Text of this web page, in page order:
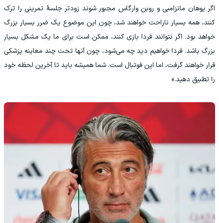
اگر یوهان مانزامبی و روبن وارگاس مجبور شوند زودتر جلسهٔ تمرینی را ترک
کنند، همه بسیار ناراحت خواهند شد، چون این موضوع یک ضرر بسیار بزرگ
خواهد بود. اگر نتوانند فردا بازی کنند، ممکن است برای ما یک مشکل بسیار
بزرگ باشد. فردا خواهیم دید چه می‌شود، چون آنها تحت چند معاینه پزشکی
قرار خواهند گرفت، اما این فوتبال است. شما همیشه باید تا آخرین لحظه خود
را تطبیق دهید.»